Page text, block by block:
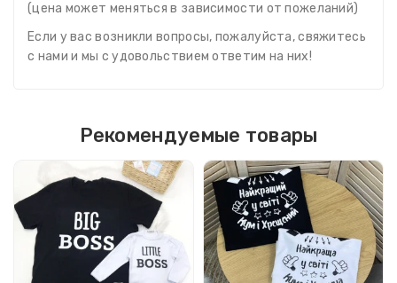
(цена может меняться в зависимости от пожеланий)
Если у вас возникли вопросы, пожалуйста, свяжитесь
с нами и мы с удовольствием ответим на них!
Рекомендуемые товары